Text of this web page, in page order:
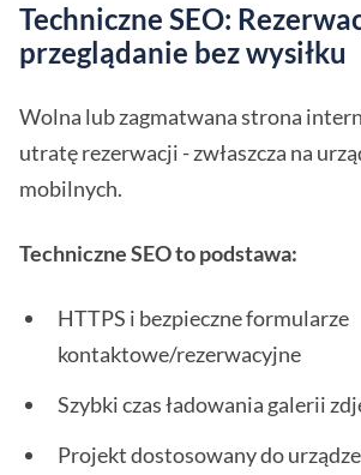
Techniczne SEO:
przeglądanie bez wysiłku
Wolna lub zagmatwana strona
utratę rezerwacji - zwłaszcza na
mobilnych.
Techniczne SEO to podstawa:
HTTPS i bezpieczne formularze
kontaktowe/rezerwacyjne
Szybki czas ładowania galerii
Projekt dostosowany do